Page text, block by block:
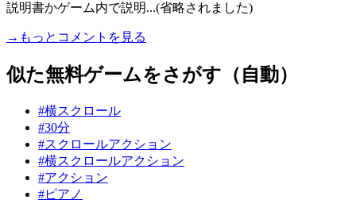
説明書かゲーム内で説明...(省略されました)
→もっとコメントを見る
似た無料ゲームをさがす（自動）
#横スクロール
#30分
#スクロールアクション
#横スクロールアクション
#アクション
#ピアノ